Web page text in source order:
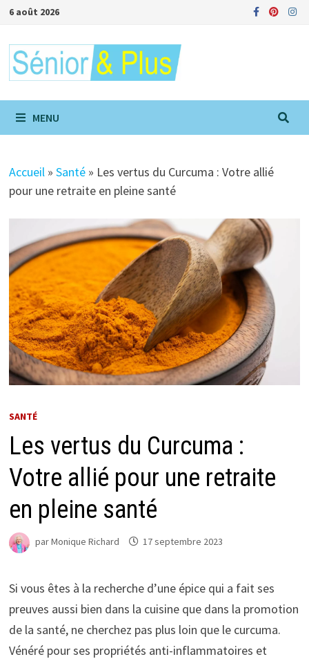
Passer
contenu
6 août 2026
MENU
Accueil »Santé » Les vertus du Curcuma : Votre allié
pour une retraite en pleine santé
SANTÉ
Les vertus du Curcuma :
Votre allié pour une retraite
en pleine santé
parMonique Richard 17 septembre 2023
Si vous êtes à la recherche d’une épice qui a fait ses
preuves aussi bien dans la cuisine que dans la promotion
de la santé, ne cherchez pas plus loin que le curcuma.
Vénéré pour ses propriétés anti-inflammatoires et